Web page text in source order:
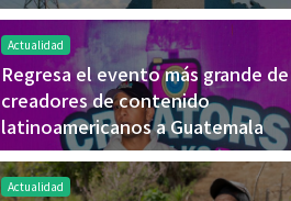
Actualidad
Regresa el evento más grande de
creadores de contenido
latinoamericanos a Guatemala
Actualidad